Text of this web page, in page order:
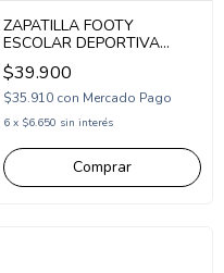
ZAPATILLA FOOTY
ESCOLAR DEPORTIVA
ACORDONADA SINTETICA
33-38 BLANCO
(SCH61/1BL)
$39.900
$35.910 con Mercado Pago
6 x $6.650 sin interés
Comprar